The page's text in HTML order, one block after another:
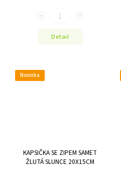
Detail
Novinka
KAPSIČKA SE ZIPEM SAMET
ŽLUTÁ SLUNCE 20X15CM